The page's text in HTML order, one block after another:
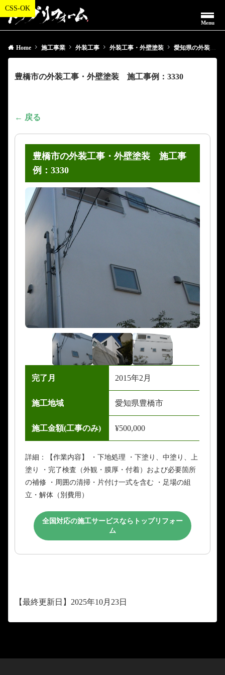
Menu
Home 施工事業 外装工事 外装工事・外壁塗装 愛知県の外装工事・外壁塗装
豊橋市の外装工事・外壁塗装 施工事例：3330
← 戻る
豊橋市の外装工事・外壁塗装 施工事
例：3330
完了月 2015年2月
施工地域 愛知県豊橋市
施工金額(工事のみ) ¥500,000
詳細：【作業内容】 ・下地処理 ・下塗り、中塗り、上
塗り ・完了検査（外観・膜厚・付着）および必要箇所
の補修 ・周囲の清掃・片付け一式を含む ・足場の組
立・解体（別費用）
全国対応の施工サービスならトップリフォー
ム
【最終更新日】2025年10月23日